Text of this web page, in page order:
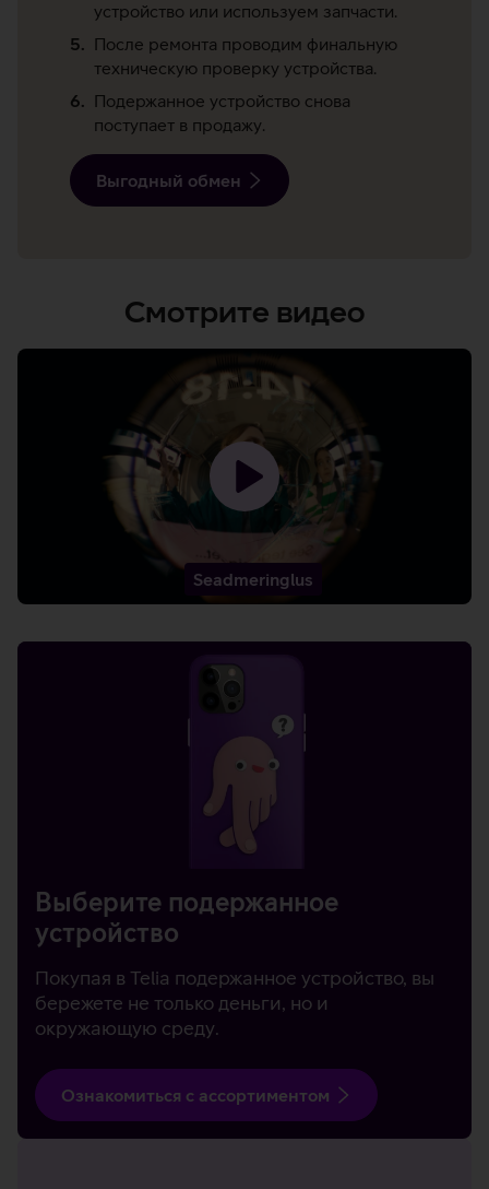
устройство или используем запчасти.
После ремонта проводим финальную
техническую проверку устройства.
Подержанное устройство снова
поступает в продажу.
Выгодный обмен
Смотрите видео
Загрузить
видео
-
Seadmeringlus
Выберите подержанное
устройство
Покупая в Telia подержанное устройство, вы
бережете не только деньги, но и
окружающую среду.
Ознакомиться с ассортиментом